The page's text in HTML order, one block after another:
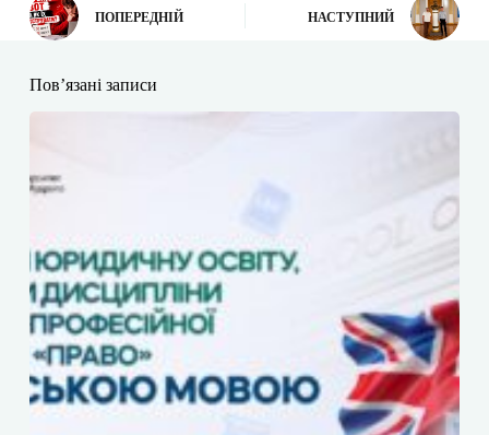
ПОПЕРЕДНІЙ НАСТУПНИЙ
Пов’язані записи